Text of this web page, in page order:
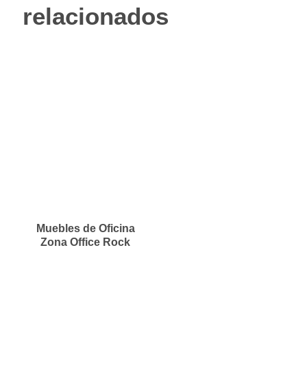
relacionados
Muebles de Oficina
Zona Office Rock